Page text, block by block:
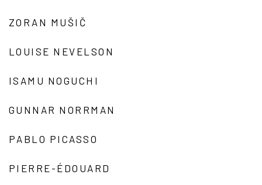
ZORAN MUŠIČ
LOUISE NEVELSON
ISAMU NOGUCHI
GUNNAR NORRMAN
PABLO PICASSO
PIERRE-ÉDOUARD